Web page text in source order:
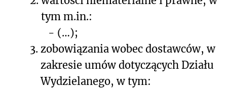
tym m.in.:
- (…);
3. zobowiązania wobec dostawców, w
zakresie umów dotyczących Działu
Wydzielanego, w tym: